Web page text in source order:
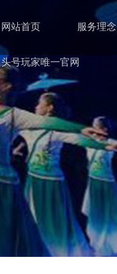
网站首页 服务理念
头号玩家唯一官网